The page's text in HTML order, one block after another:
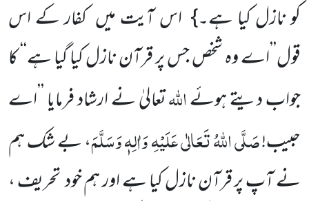
کو نازل کیا ہے۔} اس آیت میں کفار کے اس
قول’’اے وہ شخص جس پر قرآن نازل کیا گیا ہے‘‘ کا
جواب دیتے ہوئےاللّٰہتعالیٰ نے ارشاد فرمایا ’’اے
حبیب!صَلَّی اللّٰہُ تَعَالٰی عَلَیْہِ وَاٰلِہٖ وَسَلَّمَ، بے شک ہم
نے آپ پر قرآن نازل کیا ہے اور ہم خود تحریف ،